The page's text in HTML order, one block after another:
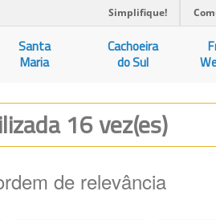
Simplifique!
Santa
Maria
Cachoeira
do Sul
16 vez(es)
de relevância